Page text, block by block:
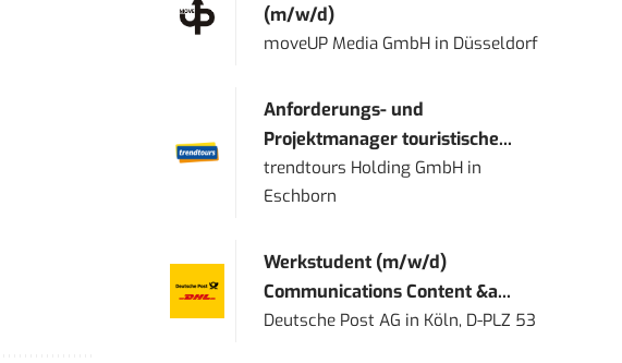
(m/w/d)
moveUP Media GmbH in Düsseldorf
Anforderungs- und
Projektmanager touristische...
trendtours Holding GmbH in
Eschborn
Werkstudent (m/w/d)
Communications Content &a...
Deutsche Post AG in Köln, D-PLZ 53